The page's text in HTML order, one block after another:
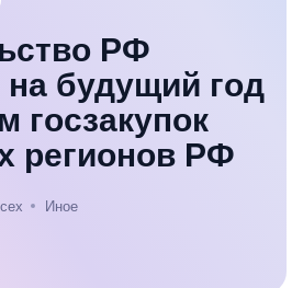
РФ
будущий год
госзакупок
регионов РФ
Иное